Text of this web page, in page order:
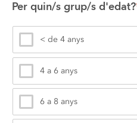
Per quin/s grup/s d'edat?
< de 4 anys
4 a 6 anys
6 a 8 anys